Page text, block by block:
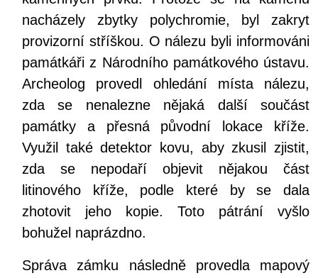
nacházely zbytky polychromie, byl zakryt
provizorní stříškou. O nálezu byli informováni
památkáři z Národního památkového ústavu.
Archeolog provedl ohledání místa nálezu,
zda se nenalezne nějaká další součást
památky a přesná původní lokace kříže.
Využil také detektor kovu, aby zkusil zjistit,
zda se nepodaří objevit nějakou část
litinového kříže, podle které by se dala
zhotovit jeho kopie. Toto pátrání vyšlo
bohužel naprázdno.
Správa zámku následně provedla mapový